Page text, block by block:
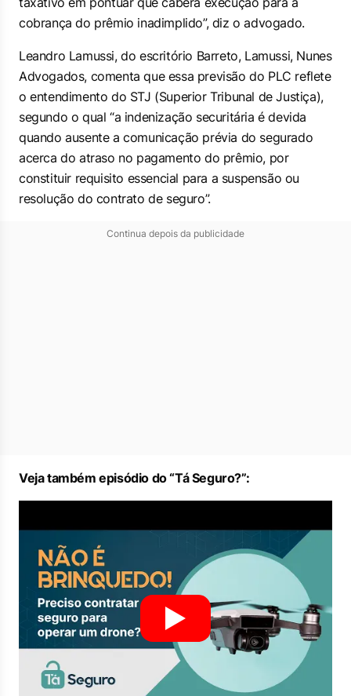
cobrança do prêmio inadimplido”, diz o advogado.
Leandro Lamussi, do escritório Barreto, Lamussi, Nunes
Advogados, comenta que essa previsão do PLC reflete
o entendimento do STJ (Superior Tribunal de Justiça),
segundo o qual “a indenização securitária é devida
quando ausente a comunicação prévia do segurado
acerca do atraso no pagamento do prêmio, por
constituir requisito essencial para a suspensão ou
resolução do contrato de seguro”.
Continua depois da publicidade
Veja também episódio do “Tá Seguro?”: